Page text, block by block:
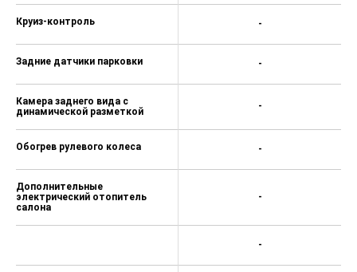
Круиз-контроль
Задние датчики парковки
Камера заднего вида с
динамической разметкой
Обогрев рулевого колеса
Дополнительные
электрический отопитель
салона
-
-
-
-
-
-